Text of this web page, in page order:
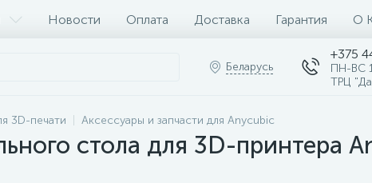
Новости Оплата Доставка Гарантия О
Беларусь
+375
ПН-ВС
ТРЦ
3D-печати Аксессуары и запчасти для Anycubic
стола для 3D-принтера